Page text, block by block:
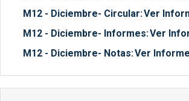
M12 - Diciembre- Circular:Ver
M12 - Diciembre- Informes:Ver
M12 - Diciembre- Notas:Ver Informe